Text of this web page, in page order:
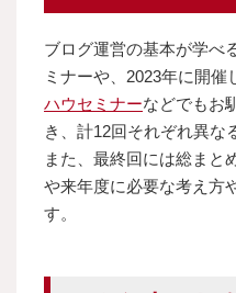
ブログ運営の基本が学べ
ミナーや、2023年に開催
ハウセミナーなどでもお
き、計12回それぞれ異な
また、最終回には総まと
や来年度に必要な考え方
す。